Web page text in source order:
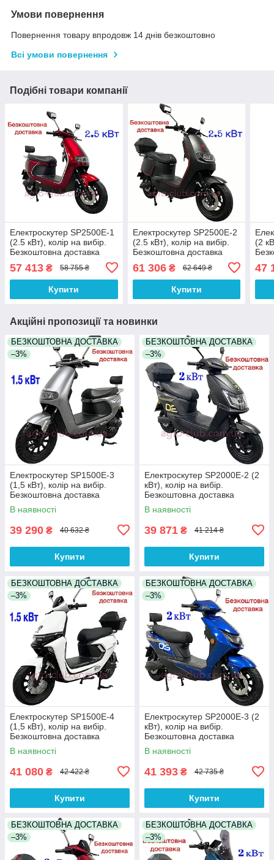
Умови повернення
Повернення товару впродовж 14 днів безкоштовно
Всі умови повернення
Подібні товари компанії
Електроскутер SP2500E-1
(2.5 кВт), колір на вибір.
Безкоштовна доставка
57 413 ₴ 58 755 ₴
Купити
Електроскутер SP2500E-2
(2.5 кВт), колір на вибір.
Безкоштовна доставка
61 306₴ 62 649 ₴
Купити
(2
47
Акційні пропозиції та новинки
БЕЗКОШТОВНА ДОСТАВКА
–3%
Електроскутер SP1500E-3
(1,5 кВт), колір на вибір.
Безкоштовна доставка
В наявності
39 290 ₴ 40 632 ₴
Купити
БЕЗКОШТОВНА ДОСТАВКА
–3%
Електроскутер SP2000E-2 (2
кВт), колір на вибір.
Безкоштовна доставка
В наявності
39 871 ₴ 41 214 ₴
Купити
БЕЗКОШТОВНА ДОСТАВКА
–3%
Електроскутер SP1500E-4
(1,5 кВт), колір на вибір.
Безкоштовна доставка
В наявності
41 080 ₴ 42 422 ₴
Купити
БЕЗКОШТОВНА ДОСТАВКА
–3%
Електроскутер SP2000E-3 (2
кВт), колір на вибір.
Безкоштовна доставка
В наявності
41 393 ₴ 42 735 ₴
Купити
БЕЗКОШТОВНА ДОСТАВКА
–3%
БЕЗКОШТОВНА ДОСТАВКА
–3%